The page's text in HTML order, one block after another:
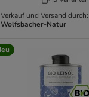
Verkauf und Versand durch:
Wolfsbacher-Natur